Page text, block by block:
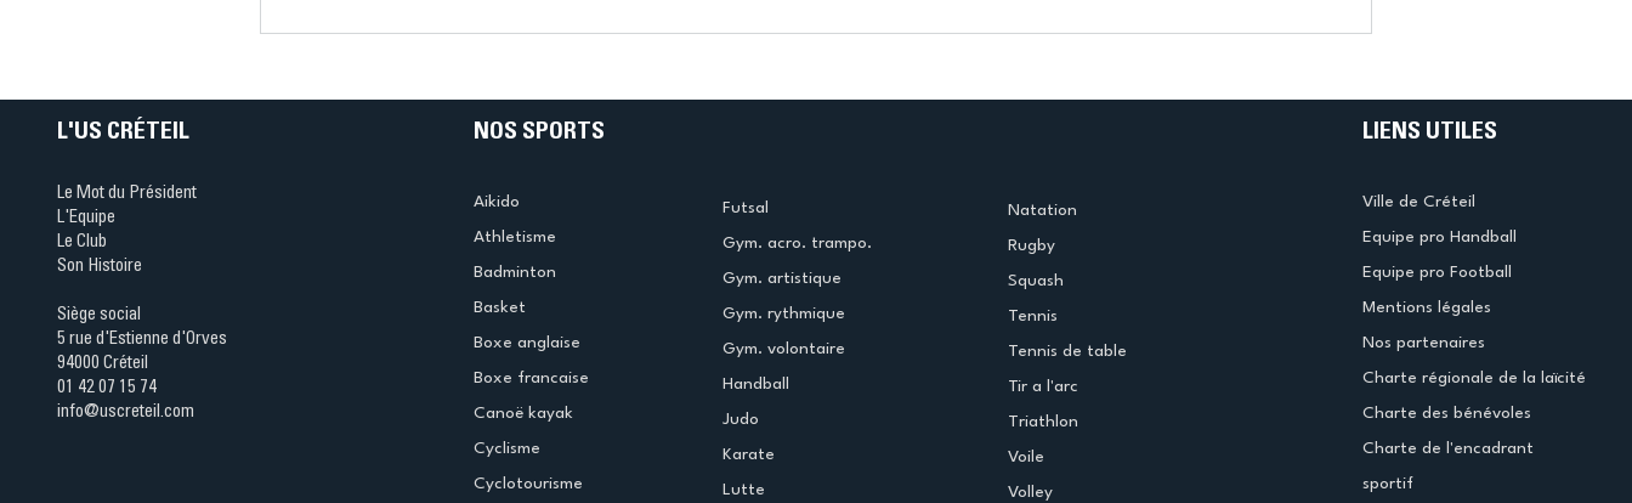
Ping ? Quand le tennis de
termine la saison en
L'US CRÉTEIL
Le Mot du Président
L'Equipe
Le Club
Son Histoire
Siège social
5 rue d'Estienne d'Orves
94000 Créteil
01 42 07 15 74
info@uscreteil.com
NOS SPORTS
Aikido
Athletisme
Badminton
Basket
Boxe anglaise
Boxe francaise
Canoë kayak
Cyclisme
Cyclotourisme
Futsal
Gym. acro. trampo.
Gym. artistique
Gym. rythmique
Gym. volontaire
Handball
Judo
Karate
Lutte
Natation
Rugby
Squash
Tennis
Tennis de table
Tir a l'arc
Triathlon
Voile
Volley
LIENS UTILES
Ville de Créteil
Equipe pro Handball
Equipe pro Football
Mentions légales
Nos partenaires
Charte régionale de la laïcité
Charte des bénévoles
Charte de l'encadrant
sportif